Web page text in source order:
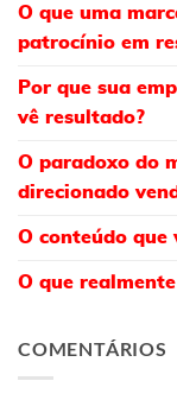
O que uma
patrocínio em
Por que sua
vê resultado?
O paradoxo do
direcionado
O conteúdo que
O que
COMENTÁRIOS